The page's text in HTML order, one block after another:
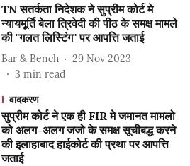
TN सतर्कता निदेशक ने सुप्रीम कोर्ट मे
न्यायमूर्ति बेला त्रिवेदी की पीठ के समक्ष मामले
की "गलत लिस्टिंग" पर आपत्ति जताई
Bar & Bench
29 Nov 2023
3 min read
वादकरण
सुप्रीम कोर्ट ने एक ही FIR मे जमानत मामलो
को अलग-अलग जजो के समक्ष सूचीबद्ध करने
की इलाहाबाद हाईकोर्ट की प्रथा पर आपत्ति
जताई